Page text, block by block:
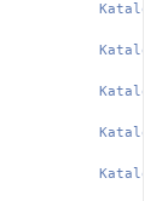
Katalog
Katalog
Katalog
Katalog
Katalog